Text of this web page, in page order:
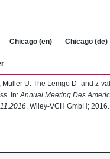
Chicago (en) Chicago (de)
U. The Lemgo D- and z-
In: Annual Meeting Des
. Wiley-VCH GmbH; 2016.